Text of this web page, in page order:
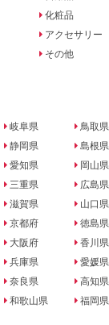
化粧品
アクセサリー
その他
岐阜県
静岡県
愛知県
三重県
滋賀県
京都府
大阪府
兵庫県
奈良県
和歌山県
鳥取県
島根県
岡山県
広島県
山口県
徳島県
香川県
愛媛県
高知県
福岡県